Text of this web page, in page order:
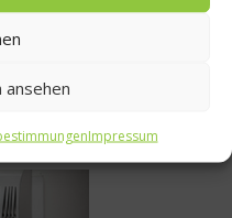
ansehen
Impressum